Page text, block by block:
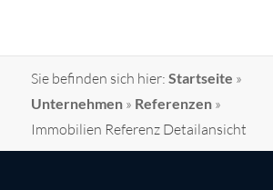
Sie befinden sich hier: Startseite »
Unternehmen» Referenzen»
Immobilien Referenz Detailansicht